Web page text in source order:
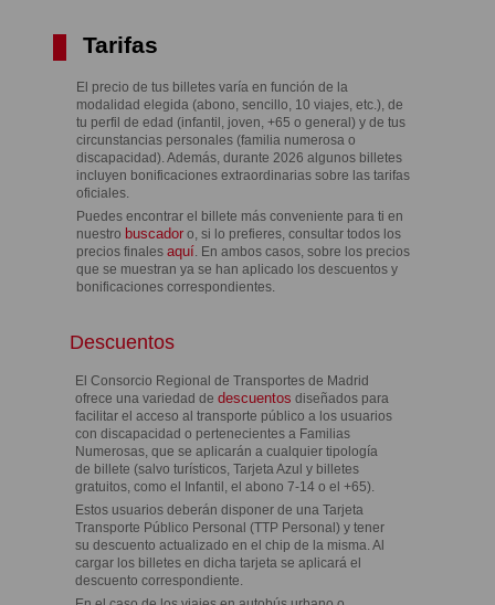
Tarifas
El precio de tus billetes varía en función de la
modalidad elegida (abono, sencillo, 10 viajes, etc.), de
tu perfil de edad (infantil, joven, +65 o general) y de tus
circunstancias personales (familia numerosa o
discapacidad). Además, durante 2026 algunos billetes
incluyen bonificaciones extraordinarias sobre las tarifas
oficiales.
Puedes encontrar el billete más conveniente para ti en
nuestro buscador o, si lo prefieres, consultar todos los
precios finalesaquí. En ambos casos, sobre los precios
que se muestran ya se han aplicado los descuentos y
bonificaciones correspondientes.
Descuentos
El Consorcio Regional de Transportes de Madrid
ofrece una variedad dedescuentos diseñados para
facilitar el acceso al transporte público a los usuarios
con discapacidad o pertenecientes a Familias
Numerosas, que se aplicarán a cualquier tipología
de billete (salvo turísticos, Tarjeta Azul y billetes
gratuitos, como el Infantil, el abono 7-14 o el +65).
Estos usuarios deberán disponer de una Tarjeta
Transporte Público Personal (TTP Personal) y tener
su descuento actualizado en el chip de la misma. Al
cargar los billetes en dicha tarjeta se aplicará el
descuento correspondiente.